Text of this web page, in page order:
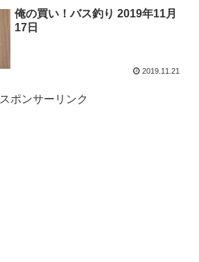
俺の買い！バス釣り 2019年11月
17日
2019.11.21
スポンサーリンク